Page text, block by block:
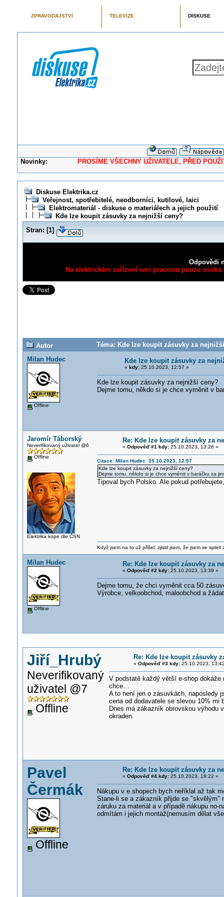
ZPRAVODAJSTVÍ TELEVIZE DISKUSE
Novinky: PROSÍME VŠECHNY UŽIVATELE, PŘED
Diskuse Elektrika.cz
Veřejnost, spotřebitelé, neodborníci, kutilové, laici
Elektromateriál - diskuse o materiálech a jejich použití
Kde lze koupit zásuvky za nejnižší ceny?
Stran: [1]
Odpovědi
Na elektrickém zařízení smí pracovat pouze
Autor
Téma: Kde lze koupit zásuvky za
Milan Hudec
Offline
Kde lze koupit zásuvky za
« kdy:25.10.2023, 12:57 »
Kde lze koupit zásuvky za nejnižší ceny?
Dejme tomu, někdo si je chce vyměnit v
Jaromír Táborský
Neverifikovaný uživatel @6
Offline
Elektrika kope dle ČSN
Re: Kde lze koupit zásuvky za
« Odpověď #1 kdy:25.10.2023, 13:26 »
Citace: Milan Hudec 25.10.2023, 12:57
Kde lze koupit zásuvky za nejnižší ceny?
Dejme tomu, někdo si je chce vyměnit v baráčku za
Tipoval bych Polsko. Ale pokud
Když jsem na to už přišel, zjistil jsem, že jsem se
Milan Hudec
Offline
Re: Kde lze koupit zásuvky za
« Odpověď #2 kdy:25.10.2023, 13:39 »
Dejme tomu, že chci vyměnit cca 50
Výrobce, velkoobchod, maloobchod a
Jiří_Hrubý
Neverifikovaný
uživatel @7
Offline
Re: Kde lze koupit zásuvky
« Odpověď #3 kdy:25.10.2023,
V podstatě každý větší e-shop
chce…
A to není jen o zásuvkách, naposledy
cena od dodavatele se slevou 10% mi
Dnes má zákazník obrovskou výhodu
okraden.
Pavel
Čermák
Offline
Re: Kde lze koupit zásuvky za
« Odpověď #4 kdy:25.10.2023, 18:22 »
Nákupu v e.shopech bych neříklal až tak
Stane-li se a zákazník přijde se "skvělým"
záruku za materiál a v případě nákupu no-
odmítám i jejich montáž(nemusím dělat